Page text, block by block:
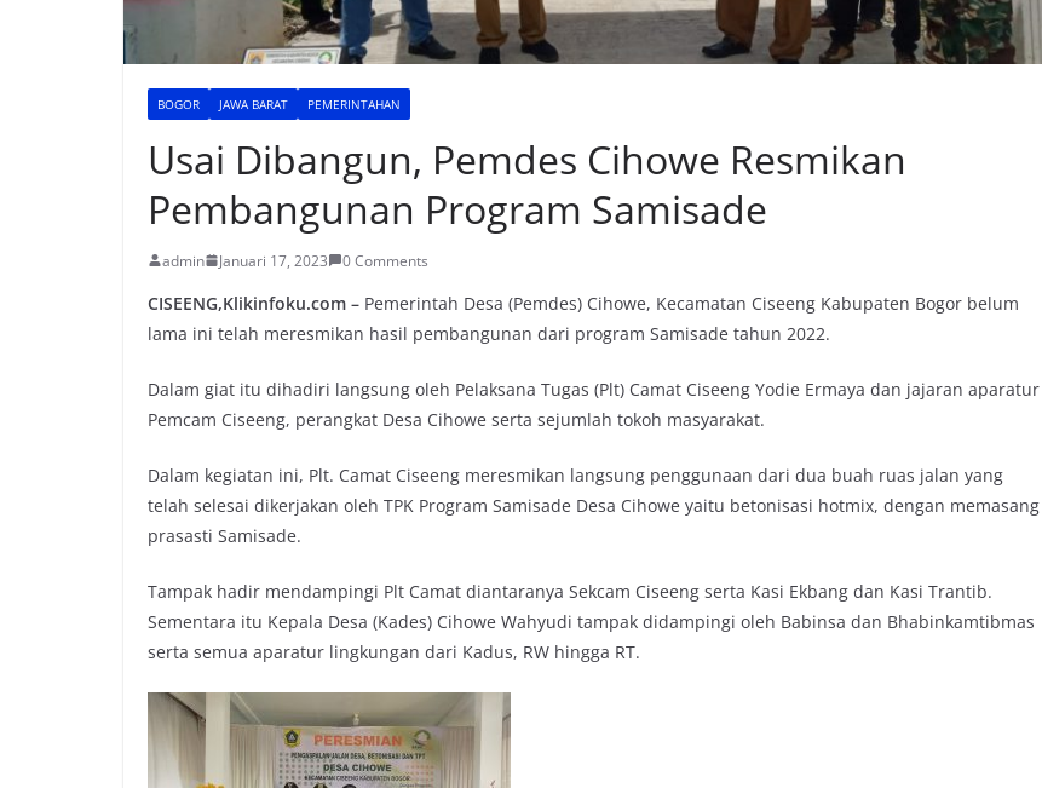
BOGOR JAWA BARAT PEMERINTAHAN
Usai Dibangun, Pemdes Cihowe Resmikan
Pembangunan Program Samisade
admin Januari 17, 2023 0 Comments
CISEENG,Klikinfoku.com – Pemerintah Desa (Pemdes) Cihowe, Kecamatan Ciseeng Kabupaten Bogor belum
lama ini telah meresmikan hasil pembangunan dari program Samisade tahun 2022.
Dalam giat itu dihadiri langsung oleh Pelaksana Tugas (Plt) Camat Ciseeng Yodie Ermaya dan jajaran aparatur
Pemcam Ciseeng, perangkat Desa Cihowe serta sejumlah tokoh masyarakat.
Dalam kegiatan ini, Plt. Camat Ciseeng meresmikan langsung penggunaan dari dua buah ruas jalan yang
telah selesai dikerjakan oleh TPK Program Samisade Desa Cihowe yaitu betonisasi hotmix, dengan memasang
prasasti Samisade.
Tampak hadir mendampingi Plt Camat diantaranya Sekcam Ciseeng serta Kasi Ekbang dan Kasi Trantib.
Sementara itu Kepala Desa (Kades) Cihowe Wahyudi tampak didampingi oleh Babinsa dan Bhabinkamtibmas
serta semua aparatur lingkungan dari Kadus, RW hingga RT.